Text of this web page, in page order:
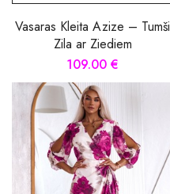
Vasaras Kleita Azize – Tumši
Zila ar Ziediem
109.00 €